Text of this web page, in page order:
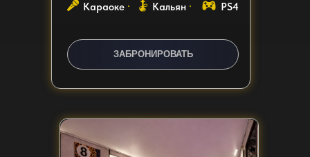
Караоке Кальян PS4
ЗАБРОНИРОВАТЬ